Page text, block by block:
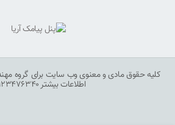
کلیه حقوق مادی و معنوی وب سایت برای گروه
اطلاعات بیشتر 09123476340